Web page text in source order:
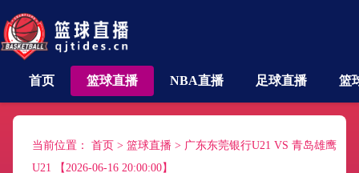
首页 篮球直播 NBA直播 足球直播 篮
当前位置： 首页 > 篮球直播 > 广东东莞银行U21 VS 青岛雄鹰
U21 【2026-06-16 20:00:00】